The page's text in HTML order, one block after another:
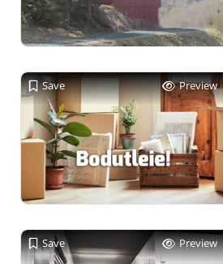
Save Preview
Save Preview